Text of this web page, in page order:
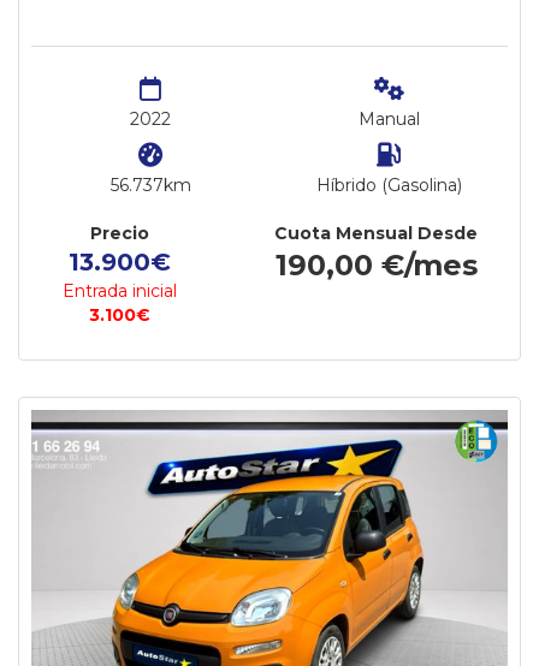
2022
56.737km
Manual
Híbrido (Gasolina)
Precio
13.900€
Entrada inicial
3.100€
Cuota Mensual Desde
190,00 €/mes